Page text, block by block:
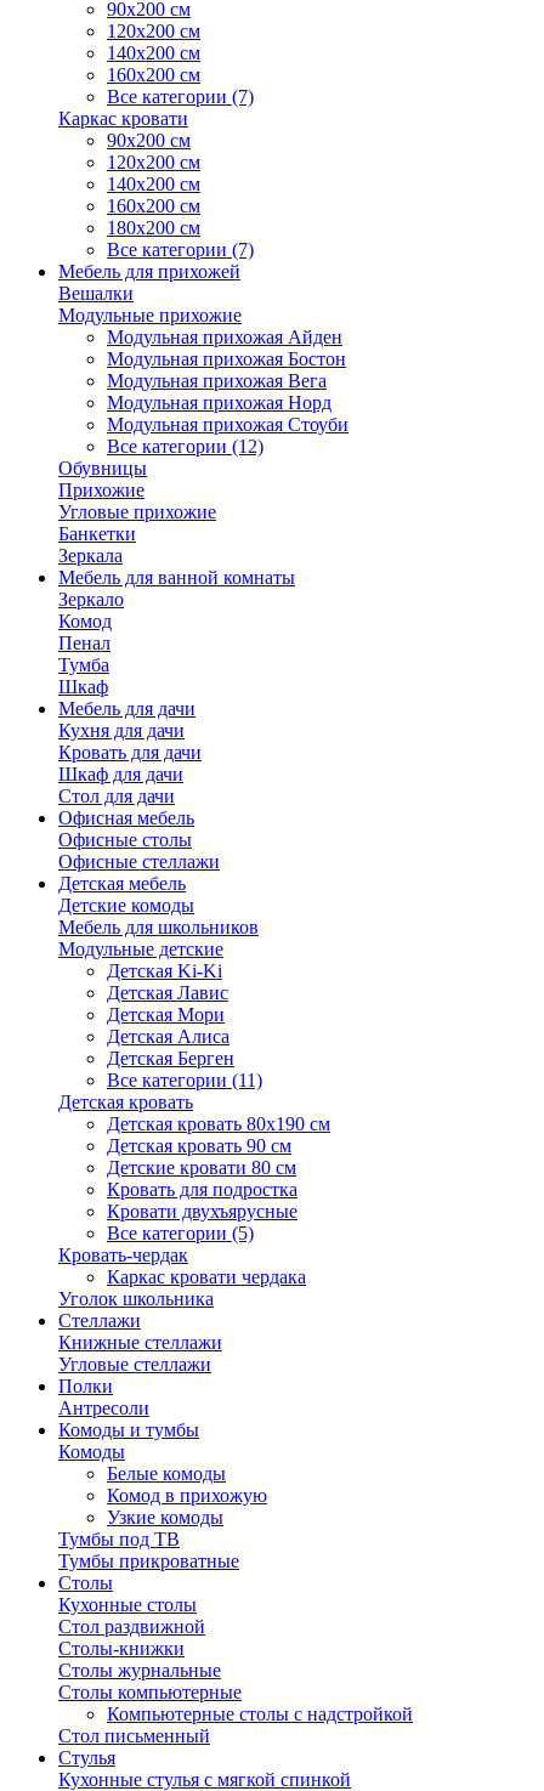
90х200 см
120х200 см
140х200 см
160х200 см
Все категории (7)
Каркас кровати
90х200 см
120х200 см
140х200 см
160х200 см
180х200 см
Все категории (7)
Мебель для прихожей
Вешалки
Модульные прихожие
Модульная прихожая Айден
Модульная прихожая Бостон
Модульная прихожая Вега
Модульная прихожая Норд
Модульная прихожая Стоуби
Все категории (12)
Обувницы
Прихожие
Угловые прихожие
Банкетки
Зеркала
Мебель для ванной комнаты
Зеркало
Комод
Пенал
Тумба
Шкаф
Мебель для дачи
Кухня для дачи
Кровать для дачи
Шкаф для дачи
Стол для дачи
Офисная мебель
Офисные столы
Офисные стеллажи
Детская мебель
Детские комоды
Мебель для школьников
Модульные детские
Детская Ki-Ki
Детская Лавис
Детская Мори
Детская Алиса
Детская Берген
Все категории (11)
Детская кровать
Детская кровать 80х190 см
Детская кровать 90 см
Детские кровати 80 см
Кровать для подростка
Кровати двухъярусные
Все категории (5)
Кровать-чердак
Каркас кровати чердака
Уголок школьника
Стеллажи
Книжные стеллажи
Угловые стеллажи
Полки
Антресоли
Комоды и тумбы
Комоды
Белые комоды
Комод в прихожую
Узкие комоды
Тумбы под ТВ
Тумбы прикроватные
Столы
Кухонные столы
Стол раздвижной
Столы-книжки
Столы журнальные
Столы компьютерные
Компьютерные столы с надстройкой
Стол письменный
Стулья
Кухонные стулья с мягкой спинкой